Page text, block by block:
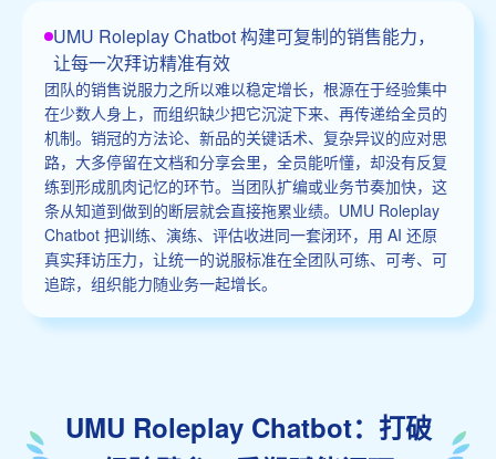
UMU Roleplay Chatbot 构建可复制的销售能力，
让每一次拜访精准有效
团队的销售说服力之所以难以稳定增长，根源在于经验集中
在少数人身上，而组织缺少把它沉淀下来、再传递给全员的
机制。销冠的方法论、新品的关键话术、复杂异议的应对思
路，大多停留在文档和分享会里，全员能听懂，却没有反复
练到形成肌肉记忆的环节。当团队扩编或业务节奏加快，这
条从知道到做到的断层就会直接拖累业绩。UMU Roleplay
Chatbot 把训练、演练、评估收进同一套闭环，用 AI 还原
真实拜访压力，让统一的说服标准在全团队可练、可考、可
追踪，组织能力随业务一起增长。
UMU Roleplay Chatbot：打破